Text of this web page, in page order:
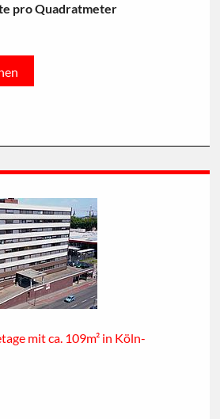
pro Quadratmeter
mit ca. 109m² in Köln-